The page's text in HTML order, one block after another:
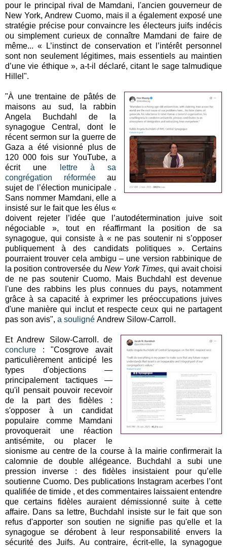
pour le principal rival de Mamdani, l'ancien gouverneur de
New York, Andrew Cuomo, mais il a également exposé une
stratégie précise pour convaincre les électeurs juifs indécis
ou simplement curieux de connaître Mamdani de faire de
même... « L’instinct de conservation et l’intérêt personnel
sont non seulement légitimes, mais essentiels au maintien
d’une vie éthique », a-t-il déclaré, citant le sage talmudique
Hillel".
"À une trentaine de pâtés de
maisons au sud, la rabbin
Angela Buchdahl de la
synagogue Central, dont le
récent sermon sur la guerre de
Gaza a été visionné plus de
120 000 fois sur YouTube, a
écrit une
lettre à sa
congrégation réforméeau
sujet de l’élection municipale .
Sans nommer Mamdani, elle a
insisté sur le fait que les élus «
doivent rejeter l’idée que l’autodétermination juive soit
négociable », tout en réaffirmant la position de sa
synagogue, qui consiste à « ne pas soutenir ni s’opposer
publiquement à des candidats politiques ». Certains
pourraient trouver cela ambigu – une version rabbinique de
la position controversée du New York Times, qui avait choisi
de ne pas soutenir Cuomo. Mais Buchdahl est devenue
l'une des rabbins les plus connues du pays, notamment
grâce à sa capacité à exprimer les préoccupations juives
d'une manière qui inclut et respecte ceux qui ne partagent
pas son avis", a souligné Andrew Silow-Carroll.
Et Andrew Silow-Carroll. de
conclure : "Cosgrove avait
particulièrement anticipé les
types d'objections —
principalement tactiques —
qu'il pensait pouvoir recevoir
de la part des fidèles :
s'opposer à un candidat
populaire comme Mamdani
provoquerait une réaction
antisémite, ou placer le
sionisme au centre de la course à la mairie confirmerait la
calomnie de double allégeance. Buchdahl a subi une
pression inverse : des fidèles insistaient pour qu’elle
soutienne Cuomo. Des publications Instagram acerbes l’ont
qualifiée de timide , et des commentaires laissaient entendre
que certains fidèles auraient démissionné suite à cette
affaire. Dans sa lettre, Buchdahl insiste sur le fait que son
refus d'apporter son soutien ne signifie pas qu'elle et la
synagogue se dérobent à leur responsabilité envers la
sécurité des Juifs. Au contraire, écrit-elle, la synagogue